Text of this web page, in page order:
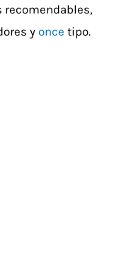
recomendables,
y once tipo.